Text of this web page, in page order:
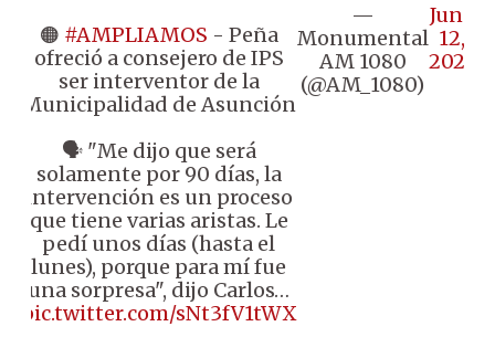
🟠 #AMPLIAMOS - Peña
ofreció a consejero de IPS
ser interventor de la
Municipalidad de Asunción
🗣️ "Me dijo que será
solamente por 90 días, la
intervención es un proceso
que tiene varias aristas. Le
pedí unos días (hasta el
lunes), porque para mí fue
una sorpresa", dijo Carlos…
pic.twitter.com/sNt3fV1tWX
—
Monumental
AM 1080
(@AM_1080)
June
12,
2025